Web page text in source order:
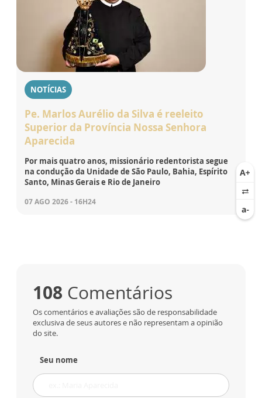
NOTÍCIAS
Pe. Marlos Aurélio da Silva é reeleito
Superior da Província Nossa Senhora
Aparecida
Por mais quatro anos, missionário redentorista segue
na condução da Unidade de São Paulo, Bahia, Espírito
Santo, Minas Gerais e Rio de Janeiro
07 AGO 2026 - 16H24
108 Comentários
Os comentários e avaliações são de responsabilidade
exclusiva de seus autores e não representam a opinião
do site.
Seu nome